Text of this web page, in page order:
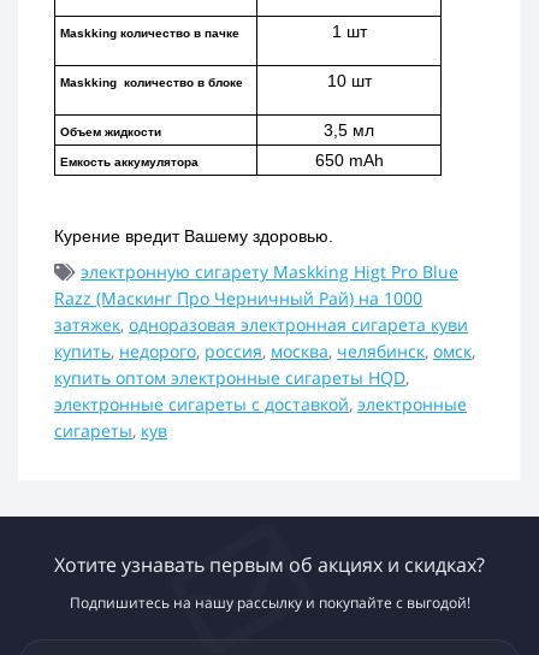
Maskking количество в пачке 1 шт
Maskking  количество в блоке 10 шт
Объем жидкости 3,5 мл
Емкость аккумулятора 650 mAh
Курение вредит Вашему здоровью.
электронную сигарету Maskking Higt Pro Blue
Razz (Маскинг Про Черничный Рай) на 1000
затяжек, одноразовая электронная сигарета куви
купить, недорого, россия, москва, челябинск, омск,
купить оптом электронные сигареты HQD,
электронные сигареты с доставкой, электронные
сигареты, кув
Хотите узнавать первым об акциях и скидках?
Подпишитесь на нашу рассылку и покупайте с выгодой!